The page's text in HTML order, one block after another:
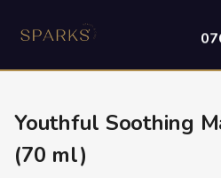
Youthful Soothing
(70 ml)